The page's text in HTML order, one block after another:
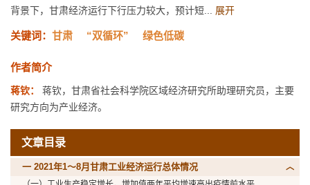
背景下，甘肃经济运行下行压力较大，预计短... 展开
关键词： 甘肃 “双循环” 绿色低碳
作者简介
蒋钦：
蒋钦，甘肃省社会科学院区域经济研究所助理研究员，主要
研究方向为产业经济。
文章目录
一 2021年1～8月甘肃工业经济运行总体情况